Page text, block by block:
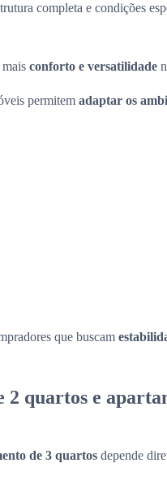
completa e condições
conforto e versatilidade
permitem adaptar os
que buscam
quartos e
de 3 quartos depende